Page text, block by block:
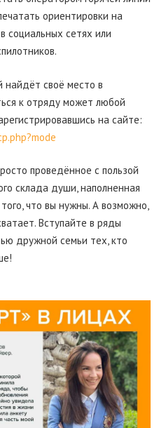
ориентировки на
социальных сетях или
своё место в
к отряду может любой
на сайте:
проведённое с пользой
склада души, наполненная
что вы нужны. А возможно,
Вступайте в ряды
дружной семьи тех, кто